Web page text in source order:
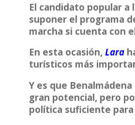
El candidato popular a
suponer el programa
marcha si cuenta con
En esta ocasión, Lara
turísticos más
Y es que
gran potencial, pero
política suficiente